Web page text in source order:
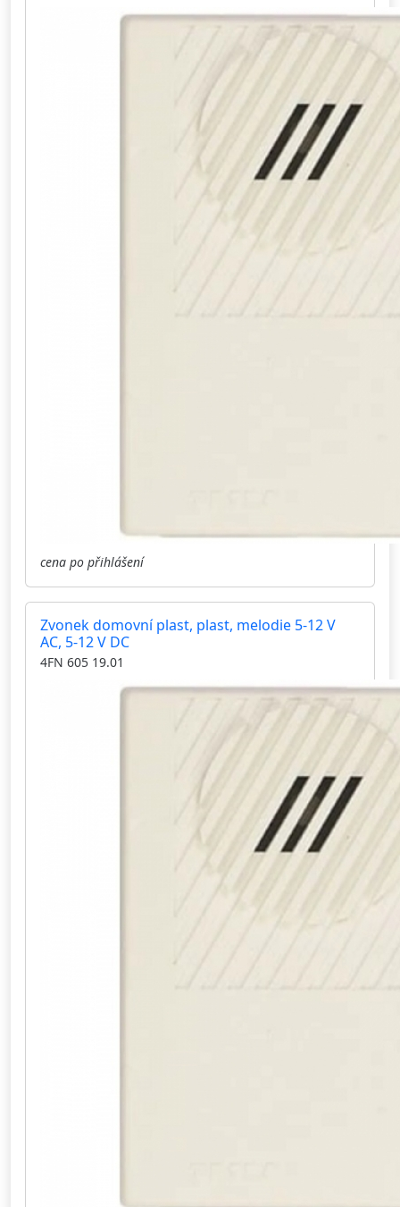
cena po přihlášení
Zvonek domovní plast, plast, melodie 5-12 V
AC, 5-12 V DC
4FN 605 19.01